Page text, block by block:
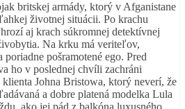
britskej armády, ktorý v Afganistane
životnej situácii. Po krachu
aj krach súkromnej detektívnej
Na krku má veriteľov,
pošramotené ego. Pred
ho v poslednej chvíli zachráni
Johna Bristowa, ktorý neverí, že
a dobre platená modelka Lula